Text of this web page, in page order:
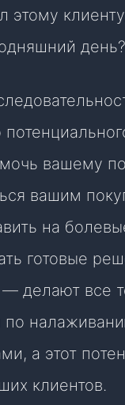
этому
вашему
вашим
на
готовые
делают все
а этот
клиентов.